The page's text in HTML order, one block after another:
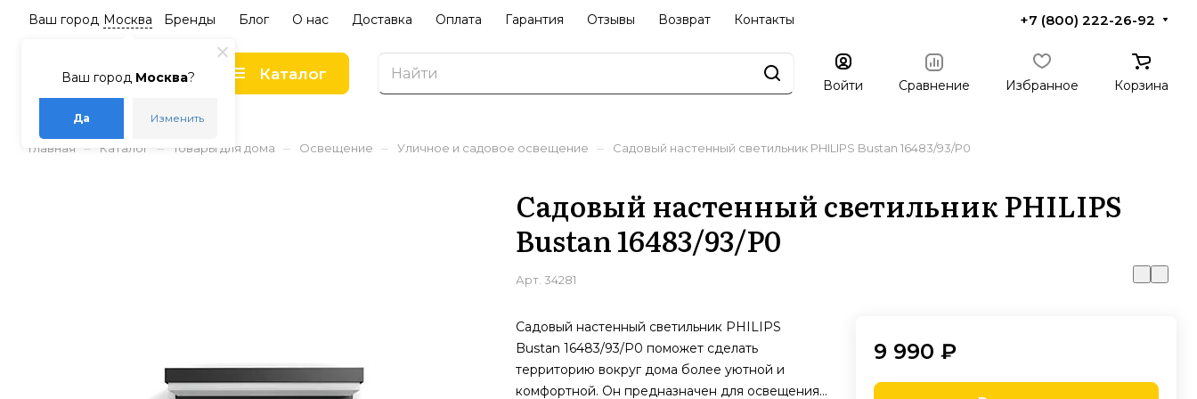
Ваш город Москва?
Да Изменить
Ваш город Москва Бренды Блог О нас Доставка Оплата Гарантия Отзывы Возврат Контакты +7 (800) 222-26-92
Каталог
Войти Сравнение Избранное Корзина
Главная – Каталог – Товары для дома – Освещение – Уличное и садовое освещение – Садовый настенный светильник PHILIPS Bustan 16483/93/P0
Садовый настенный светильник PHILIPS
Bustan 16483/93/P0
Арт. 34281
Садовый настенный светильник PHILIPS
Bustan 16483/93/P0 поможет сделать
территорию вокруг дома более уютной и
комфортной. Он предназначен для освещения
9 990 ₽